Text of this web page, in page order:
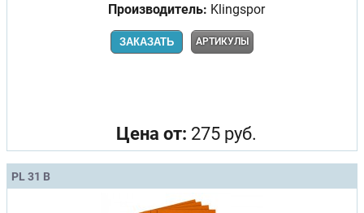
Производитель: Klingspor
ЗАКАЗАТЬ АРТИКУЛЫ
Цена от: 275 руб.
PL 31 B